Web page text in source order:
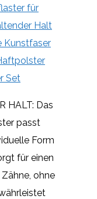
für
Halt
Kunstfaser
Set
HALT: Das
passt
Form
für einen
ohne